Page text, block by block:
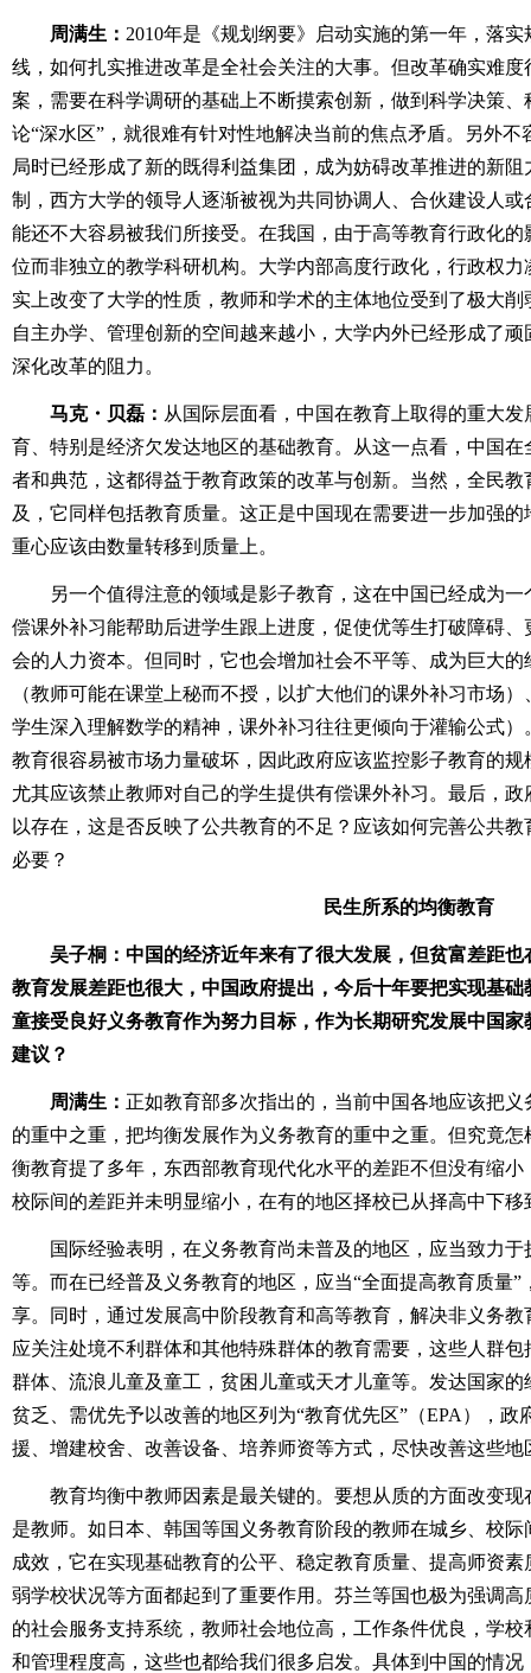
周满生： 2010年是《规划纲要》启动实施的第一年，落
线，如何扎实推进改革是全社会关注的大事。但改革确实难
案，需要在科学调研的基础上不断摸索创新，做到科学决策
论“深水区”，就很难有针对性地解决当前的焦点矛盾。另外
局时已经形成了新的既得利益集团，成为妨碍改革推进的新
制，西方大学的领导人逐渐被视为共同协调人、合伙建设人
能还不大容易被我们所接受。在我国，由于高等教育行政化
位而非独立的教学科研机构。大学内部高度行政化，行政权
实上改变了大学的性质，教师和学术的主体地位受到了极大
自主办学、管理创新的空间越来越小，大学内外已经形成了
深化改革的阻力。
马克・贝磊： 从国际层面看，中国在教育上取得的重大
育、特别是经济欠发达地区的基础教育。从这一点看，中国
者和典范，这都得益于教育政策的改革与创新。当然，全民
及，它同样包括教育质量。这正是中国现在需要进一步加强
重心应该由数量转移到质量上。
另一个值得注意的领域是影子教育，这在中国已经成为
偿课外补习能帮助后进学生跟上进度，促使优等生打破障碍
会的人力资本。但同时，它也会增加社会不平等、成为巨大
（教师可能在课堂上秘而不授，以扩大他们的课外补习市场
学生深入理解数学的精神，课外补习往往更倾向于灌输公式
教育很容易被市场力量破坏，因此政府应该监控影子教育的
尤其应该禁止教师对自己的学生提供有偿课外补习。最后，
以存在，这是否反映了公共教育的不足？应该如何完善公共
必要？
民生所系的均衡教育
吴子桐：中国的经济近年来有了很大发展，但贫富差距
教育发展差距也很大，中国政府提出，今后十年要把实现基
童接受良好义务教育作为努力目标，作为长期研究发展中国
建议？
周满生： 正如教育部多次指出的，当前中国各地应该把
的重中之重，把均衡发展作为义务教育的重中之重。但究竟
衡教育提了多年，东西部教育现代化水平的差距不但没有缩
校际间的差距并未明显缩小，在有的地区择校已从择高中下移
国际经验表明，在义务教育尚未普及的地区，应当致力
等。而在已经普及义务教育的地区，应当“全面提高教育质量”
享。同时，通过发展高中阶段教育和高等教育，解决非义务
应关注处境不利群体和其他特殊群体的教育需要，这些人群
群体、流浪儿童及童工，贫困儿童或天才儿童等。发达国家
贫乏、需优先予以改善的地区列为“教育优先区”（EPA），政
援、增建校舍、改善设备、培养师资等方式，尽快改善这些
教育均衡中教师因素是最关键的。要想从质的方面改变
是教师。如日本、韩国等国义务教育阶段的教师在城乡、校际
成效，它在实现基础教育的公平、稳定教育质量、提高师资
弱学校状况等方面都起到了重要作用。芬兰等国也极为强调
的社会服务支持系统，教师社会地位高，工作条件优良，学
和管理程度高，这些也都给我们很多启发。具体到中国的情